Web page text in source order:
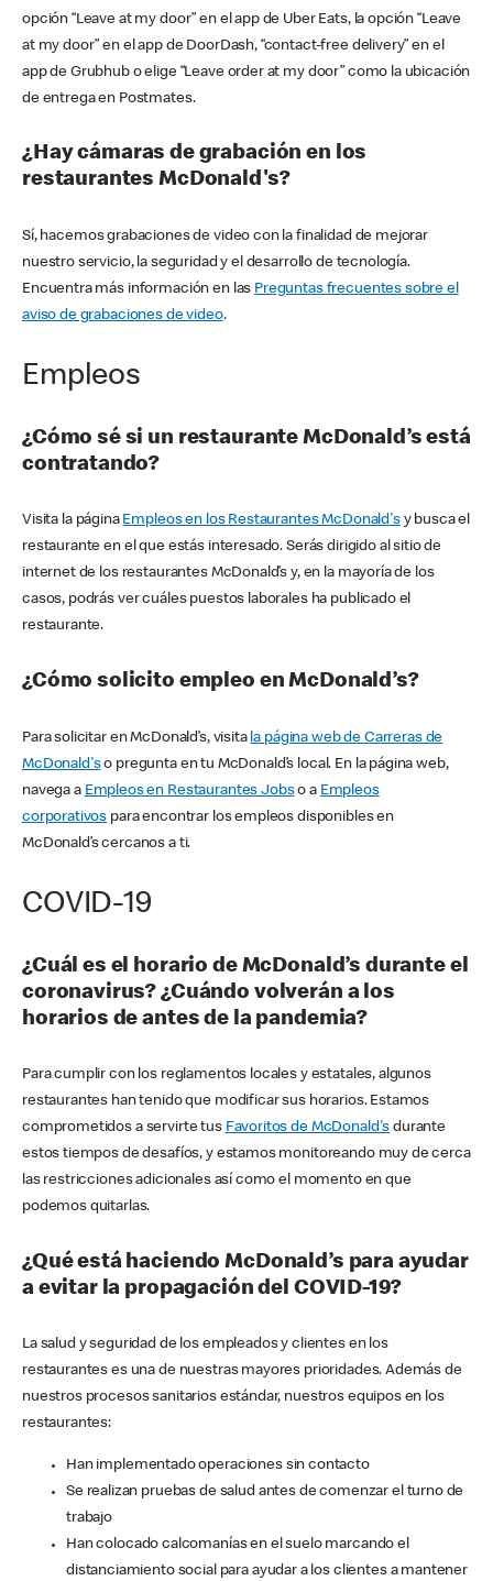
opción “Leave at my door” en el app de Uber Eats, la opción “Leave
at my door” en el app de DoorDash, “contact-free delivery” en el
app de Grubhub o elige “Leave order at my door” como la ubicación
de entrega en Postmates.
¿Hay cámaras de grabación en los
restaurantes McDonald's?
Sí, hacemos grabaciones de video con la finalidad de mejorar
nuestro servicio, la seguridad y el desarrollo de tecnología.
Encuentra más información en las Preguntas frecuentes sobre el
aviso de grabaciones de video.
Empleos
¿Cómo sé si un restaurante McDonald’s está
contratando?
Visita la página Empleos en los Restaurantes McDonald'sy busca el
restaurante en el que estás interesado. Serás dirigido al sitio de
internet de los restaurantes McDonald’s y, en la mayoría de los
casos, podrás ver cuáles puestos laborales ha publicado el
restaurante.
¿Cómo solicito empleo en McDonald’s?
Para solicitar en McDonald’s, visita la página web de Carreras de
McDonald'so pregunta en tu McDonald’s local. En la página web,
navega a Empleos en Restaurantes Jobso a Empleos
corporativos para encontrar los empleos disponibles en
McDonald’s cercanos a ti.
COVID-19
¿Cuál es el horario de McDonald’s durante el
coronavirus? ¿Cuándo volverán a los
horarios de antes de la pandemia?
Para cumplir con los reglamentos locales y estatales, algunos
restaurantes han tenido que modificar sus horarios. Estamos
comprometidos a servirte tus Favoritos de McDonald's durante
estos tiempos de desafíos, y estamos monitoreando muy de cerca
las restricciones adicionales así como el momento en que
podemos quitarlas.
¿Qué está haciendo McDonald’s para ayudar
a evitar la propagación del COVID-19?
La salud y seguridad de los empleados y clientes en los
restaurantes es una de nuestras mayores prioridades. Además de
nuestros procesos sanitarios estándar, nuestros equipos en los
restaurantes:
Han implementado operaciones sin contacto
Se realizan pruebas de salud antes de comenzar el turno de
trabajo
Han colocado calcomanías en el suelo marcando el
distanciamiento social para ayudar a los clientes a mantener